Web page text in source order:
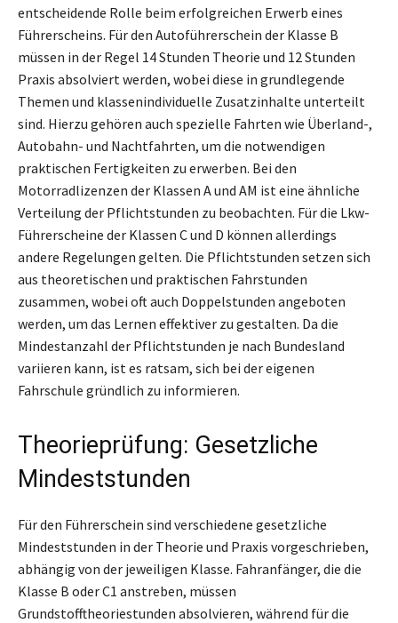
entscheidende Rolle beim erfolgreichen Erwerb eines
Führerscheins. Für den Autoführerschein der Klasse B
müssen in der Regel 14 Stunden Theorie und 12 Stunden
Praxis absolviert werden, wobei diese in grundlegende
Themen und klassenindividuelle Zusatzinhalte unterteilt
sind. Hierzu gehören auch spezielle Fahrten wie Überland-,
Autobahn- und Nachtfahrten, um die notwendigen
praktischen Fertigkeiten zu erwerben. Bei den
Motorradlizenzen der Klassen A und AM ist eine ähnliche
Verteilung der Pflichtstunden zu beobachten. Für die Lkw-
Führerscheine der Klassen C und D können allerdings
andere Regelungen gelten. Die Pflichtstunden setzen sich
aus theoretischen und praktischen Fahrstunden
zusammen, wobei oft auch Doppelstunden angeboten
werden, um das Lernen effektiver zu gestalten. Da die
Mindestanzahl der Pflichtstunden je nach Bundesland
variieren kann, ist es ratsam, sich bei der eigenen
Fahrschule gründlich zu informieren.
Theorieprüfung: Gesetzliche
Mindeststunden
Für den Führerschein sind verschiedene gesetzliche
Mindeststunden in der Theorie und Praxis vorgeschrieben,
abhängig von der jeweiligen Klasse. Fahranfänger, die die
Klasse B oder C1 anstreben, müssen
Grundstofftheoriestunden absolvieren, während für die